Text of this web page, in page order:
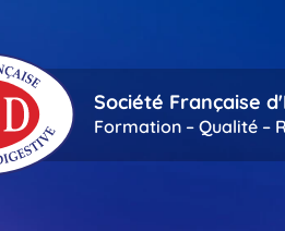
Société Française
Formation – Qualité –